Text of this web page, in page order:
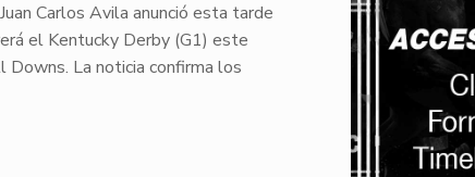
Carlos Avila anunció esta tarde
el Kentucky Derby (G1) este
Downs. La noticia confirma los